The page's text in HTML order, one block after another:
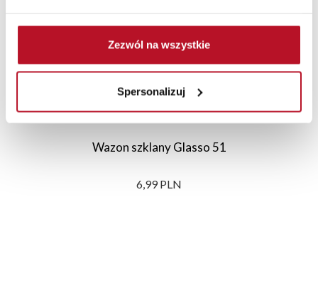
Zezwól na wszystkie
Spersonalizuj
Wazon szklany Glasso 51
6,99 PLN